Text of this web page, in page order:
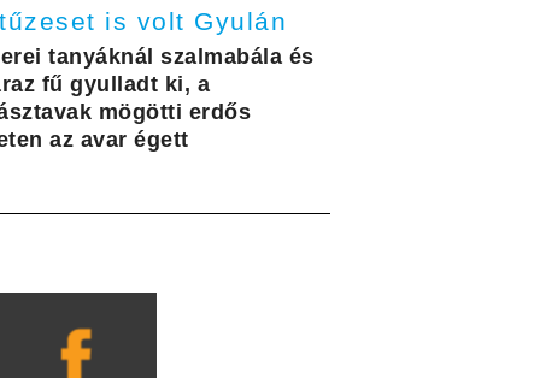
is volt Gyulán
tanyáknál szalmabála és
fű gyulladt ki, a
mögötti erdős
az avar égett